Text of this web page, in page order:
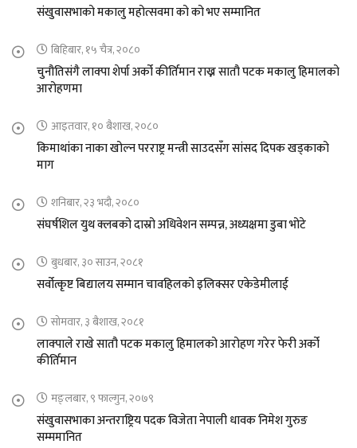
संखुवासभाको मकालु महोत्सवमा को को भए सम्मानित
बिहिबार, १५ चैत्र, २०८०
चुनौतिसंगै लाक्पा शेर्पा अर्को कीर्तिमान राख्न सातौ पटक मकालु हिमालको
आरोहणमा
आइतवार, १० बैशाख, २०८०
किमाथांका नाका खोल्न परराष्ट्र मन्त्री साउदसँग सांसद दिपक खड्काको
माग
शनिबार, २३ भदौ, २०८०
संघर्षशिल युथ क्लबको दास्रो अधिवेशन सम्पन्न, अध्यक्षमा डुबा भोटे
बुधबार, ३० साउन, २०८१
सर्वोत्कृष्ट बिद्यालय सम्मान चावहिलको इलिक्सर एकेडेमीलाई
सोमवार, ३ बैशाख, २०८१
लाक्पाले राखे सातौ पटक मकालु हिमालको आरोहण गरेर फेरी अर्को
कीर्तिमान
मङ्लबार, ९ फाल्गुन, २०७९
संखुवासभाका अन्तराष्ट्रिय पदक विजेता नेपाली धावक निमेश गुरुङ
सम्ममानित